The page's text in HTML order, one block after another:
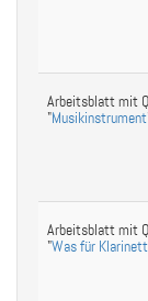
Arbeitsblatt mit
"Musikinstrument
Arbeitsblatt mit
"Was für